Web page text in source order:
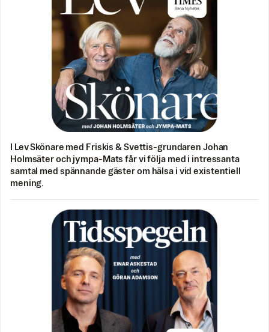
I Lev Skönare med Friskis & Svettis-grundaren Johan
Holmsäter och jympa-Mats får vi följa med i intressanta
samtal med spännande gäster om hälsa i vid existentiell
mening.